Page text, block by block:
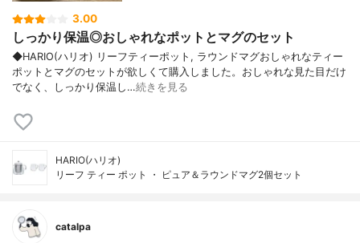
3.00
しっかり保温◎おしゃれなポットとマグのセット
◆HARIO(ハリオ) リーフティーポット, ラウンドマグおしゃれなティー
ポットとマグのセットが欲しくて購入しました。おしゃれな見た目だけ
でなく、しっかり保温し…続きを見る
HARIO(ハリオ)
リーフ ティー ポット ・ ピュア＆ラウンドマグ2個セット
catalpa